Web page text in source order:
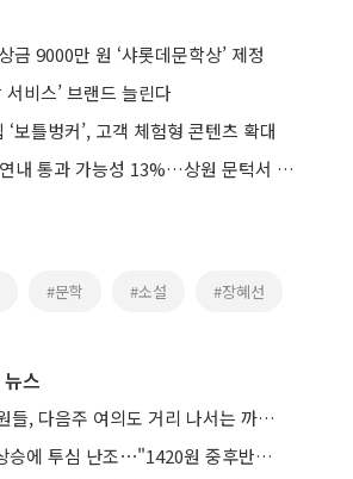
금 9000만 원 ‘샤롯데문학상’ 제정
서비스’ 브랜드 늘린다
보틀벙커’, 고객 체험형 콘텐츠 확대
美 클래리티 법안 연내 통과 가능성 13%…상원 문턱서 제동
#문학 #소설 #장혜선
스
'국책은행 3사' 직원들, 다음주 여의도 거리 나서는 까닭은
호르무즈발 유가 상승에 투심 난조⋯"1420원 중후반 등락"